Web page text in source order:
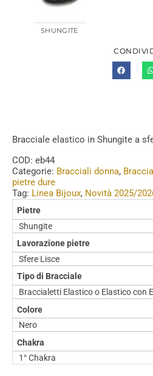
SHUNGITE
Bracciale elastico in Shungite a
COD: eb44
Categorie: Bracciali donna,
pietre dure
Tag: Linea Bijoux, Novità 2025/
Pietre
Shungite
Lavorazione pietre
Sfere Lisce
Tipo di Bracciale
Braccialetti Elastico o Elastico con
Colore
Nero
Chakra
1° Chakra